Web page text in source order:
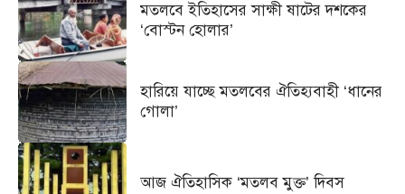
মতলবে ইতিহাসের সাক্ষী ষাটের দশকের
‘বোস্টন হোলার’
হারিয়ে যাচ্ছে মতলবের ঐতিহ্যবাহী ‘ধানের
গোলা’
আজ ঐতিহাসিক ‘মতলব মুক্ত’ দিবস